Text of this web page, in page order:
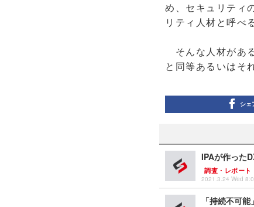
め、セキュリティ
リティ人材と呼べ
そんな人材があ
と同等あるいはそ
シェ
IPAが作った
調査・レポート
2021.3.24 Wed
「持続不可